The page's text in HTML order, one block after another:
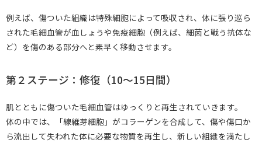
例えば、傷ついた組織は特殊細胞によって吸収され、体に張り巡ら
された毛細血管が血しょうや免疫細胞（例えば、細菌と戦う抗体な
ど）を傷のある部分へと素早く移動させます。
第２ステージ：修復（10〜15日間）
肌とともに傷ついた毛細血管はゆっくりと再生されていきます。
体の中では、「線維芽細胞」がコラーゲンを合成して、傷や傷口か
ら流出して失われた体に必要な物質を再生し、新しい組織を満たし